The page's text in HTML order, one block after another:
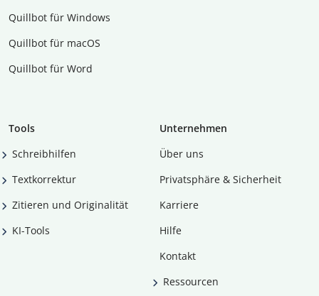
Quillbot für Windows
Quillbot für macOS
Quillbot für Word
Tools
Schreibhilfen
Textkorrektur
Zitieren und Originalität
KI-Tools
Unternehmen
Über uns
Privatsphäre & Sicherheit
Karriere
Hilfe
Kontakt
Ressourcen